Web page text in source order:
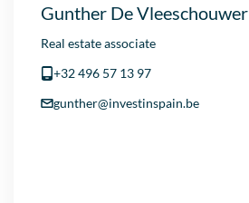
Gunther De Vleeschouwer
Real estate associate
+32 496 57 13 97
gunther@investinspain.be